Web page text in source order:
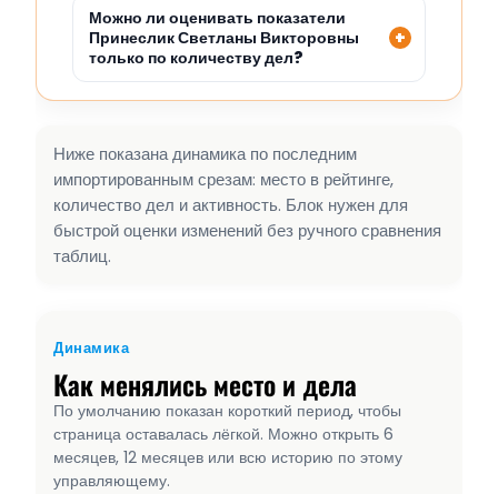
Можно ли оценивать показатели
Принеслик Светланы Викторовны
только по количеству дел?
Ниже показана динамика по последним
импортированным срезам: место в рейтинге,
количество дел и активность. Блок нужен для
быстрой оценки изменений без ручного сравнения
таблиц.
Динамика
Как менялись место и дела
По умолчанию показан короткий период, чтобы
страница оставалась лёгкой. Можно открыть 6
месяцев, 12 месяцев или всю историю по этому
управляющему.